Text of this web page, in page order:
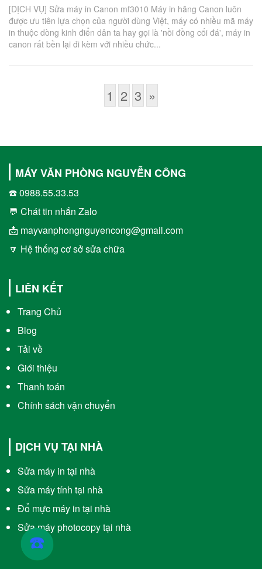
[DỊCH VỤ] Sửa máy in Canon mf3010 Máy in hãng Canon luôn
được ưu tiên lựa chọn của người dùng Việt, máy có nhiều mã máy
in thuộc dòng kinh điển dân ta hay gọi là 'nồi đồng cối đá', máy in
canon rất bền lại đi kèm với nhiều chức...
1 2 3 »
MÁY VĂN PHÒNG NGUYỄN CÔNG
☎️ 0988.55.33.53
💬 Chát tin nhắn Zalo
📩 mayvanphongnguyencong@gmail.com
🔽 Hệ thống cơ sở sửa chữa
LIÊN KẾT
Trang Chủ
Blog
Tải về
Giới thiệu
Thanh toán
Chính sách vận chuyển
DỊCH VỤ TẠI NHÀ
Sửa máy in tại nhà
Sửa máy tính tại nhà
Đổ mực máy in tại nhà
Sửa máy photocopy tại nhà
☎️